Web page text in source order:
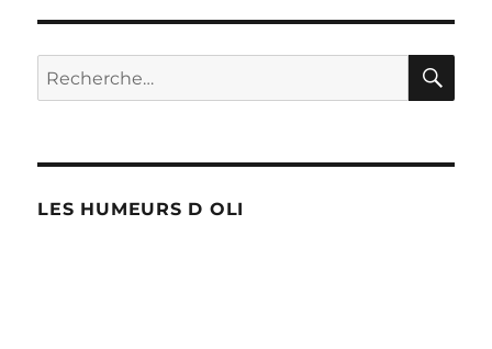
Recherche
pour :
LES HUMEURS D OLI